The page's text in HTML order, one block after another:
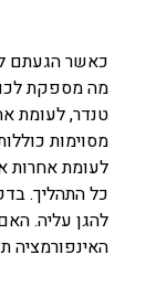
כאשר הגעתם
מה מספקת
טנדר, לעומת
מסוימות
לעומת אחרות
כל התהליך.
להגן עליה.
האינפורמציה